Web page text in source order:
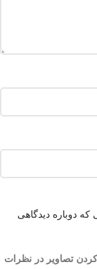
دوباره دیدگاهی
تصاویر در نظرات